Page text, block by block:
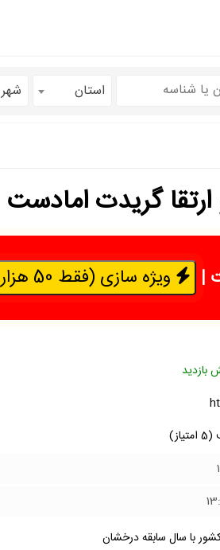
استان شهر
گریدت امادست
| ویژه سازی (فقط 50 هزار تومان)
بازدید
با سال سابقه درخشان